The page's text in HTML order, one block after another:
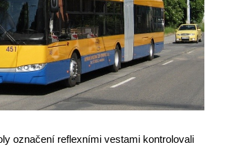
označení reflexními vestami kontrolovali